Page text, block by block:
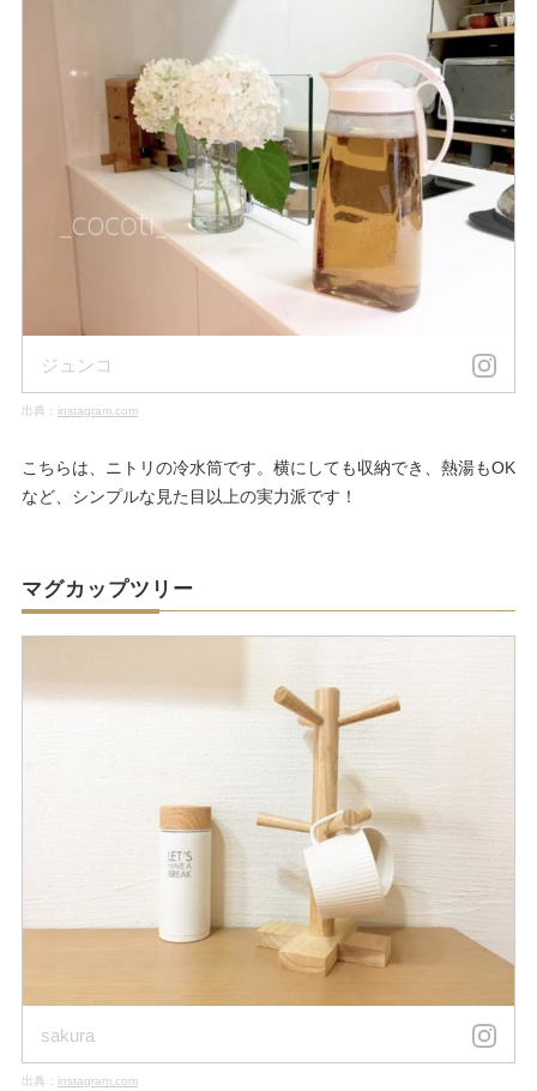
ジュンコ
出典： instagram.com
こちらは、ニトリの冷水筒です。横にしても収納でき、熱湯もOK
など、シンプルな見た目以上の実力派です！
マグカップツリー
sakura
出典： instagram.com